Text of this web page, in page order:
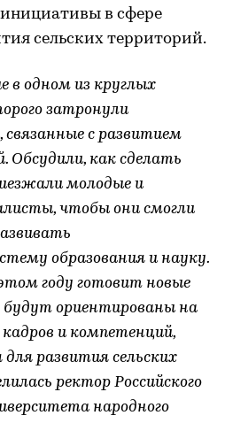
в сфере
сельских территорий.
в одном из круглых
затронули
с развитием
Обсудили, как сделать
молодые и
чтобы они смогли
образования и науку.
году готовит новые
ориентированы на
и компетенций,
развития сельских
ректор Российского
народного